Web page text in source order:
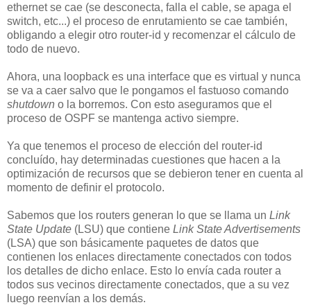
ethernet se cae (se desconecta, falla el cable, se apaga el
switch, etc...) el proceso de enrutamiento se cae también,
obligando a elegir otro router-id y recomenzar el cálculo de
todo de nuevo.
Ahora, una loopback es una interface que es virtual y nunca
se va a caer salvo que le pongamos el fastuoso comando
shutdown o la borremos. Con esto aseguramos que el
proceso de OSPF se mantenga activo siempre.
Ya que tenemos el proceso de elección del router-id
concluído, hay determinadas cuestiones que hacen a la
optimización de recursos que se debieron tener en cuenta al
momento de definir el protocolo.
Sabemos que los routers generan lo que se llama un Link
State Update (LSU) que contiene Link State Advertisements
(LSA) que son básicamente paquetes de datos que
contienen los enlaces directamente conectados con todos
los detalles de dicho enlace. Esto lo envía cada router a
todos sus vecinos directamente conectados, que a su vez
luego reenvían a los demás.